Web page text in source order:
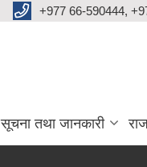
+977 66-590444,
सूचना तथा जानकारी